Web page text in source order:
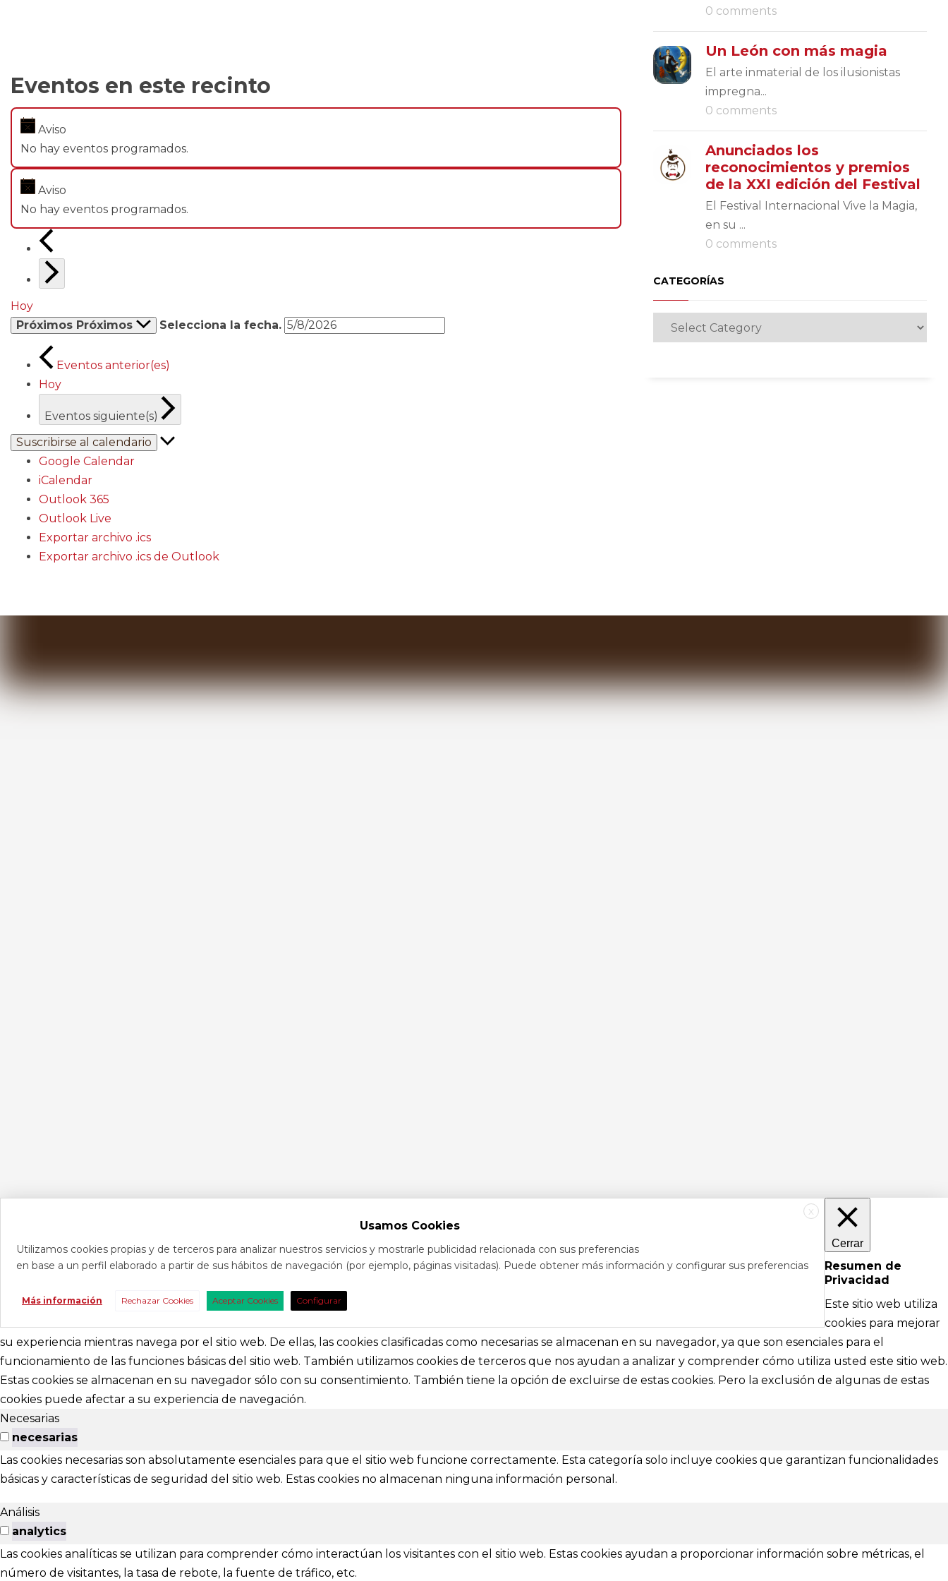
Eventos en este recinto
Aviso
No hay eventos programados.
Aviso
No hay eventos programados.
Hoy
Próximos Próximos Selecciona la fecha.
Eventos anterior(es)
Hoy
Eventos siguiente(s)
Suscribirse al calendario
Google Calendar
iCalendar
Outlook 365
Outlook Live
Exportar archivo .ics
Exportar archivo .ics de Outlook
0 comments
Un León con más magia
El arte inmaterial de los ilusionistas
impregna...
0 comments
Anunciados los
reconocimientos y premios
de la XXI edición del Festival
El Festival Internacional Vive la Magia,
en su ...
0 comments
CATEGORÍAS
Consúltanos sobre eventos y espectáculos o contacta con
nosotros para solictar información general
abracadabra@festivalvivelamagia.es
festivalvivelamagia.es
secciones e información
Inicio
El festival
Textos legales e información técnica sobre
nuestra web
Aviso Legal
Política de Privacidad
Ponferrada Ávila
X
Usamos Cookies
Utilizamos cookies propias y de terceros para analizar nuestros servicios y mostrarle publicidad relacionada con sus preferencias
en base a un perfil elaborado a partir de sus hábitos de navegación (por ejemplo, páginas visitadas). Puede obtener más información y configurar sus preferencias
Más información Rechazar Cookies Aceptar Cookies Configurar
Cerrar
Resumen de
Privacidad
Este sitio web utiliza
cookies para mejorar
su experiencia mientras navega por el sitio web. De ellas, las cookies clasificadas como necesarias se almacenan en su navegador, ya que son esenciales para el
funcionamiento de las funciones básicas del sitio web. También utilizamos cookies de terceros que nos ayudan a analizar y comprender cómo utiliza usted este sitio web.
Estas cookies se almacenan en su navegador sólo con su consentimiento. También tiene la opción de excluirse de estas cookies. Pero la exclusión de algunas de estas
cookies puede afectar a su experiencia de navegación.
Necesarias
necesarias
Las cookies necesarias son absolutamente esenciales para que el sitio web funcione correctamente. Esta categoría solo incluye cookies que garantizan funcionalidades
básicas y características de seguridad del sitio web. Estas cookies no almacenan ninguna información personal.
Análisis
analytics
Las cookies analíticas se utilizan para comprender cómo interactúan los visitantes con el sitio web. Estas cookies ayudan a proporcionar información sobre métricas, el
número de visitantes, la tasa de rebote, la fuente de tráfico, etc.